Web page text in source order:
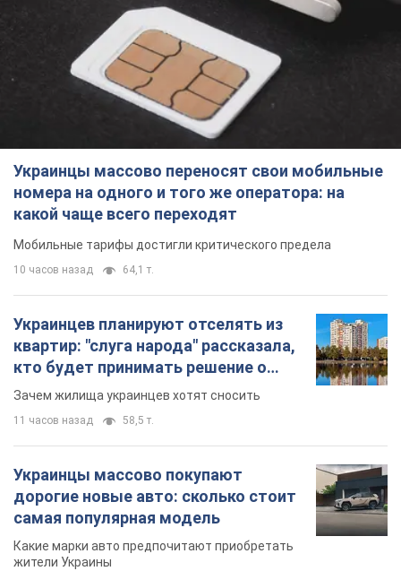
Украинцы массово переносят свои мобильные
номера на одного и того же оператора: на
какой чаще всего переходят
Мобильные тарифы достигли критического предела
10 часов назад 64,1 т.
Украинцев планируют отселять из
квартир: "слуга народа" рассказала,
кто будет принимать решение о
сносе домов
Зачем жилища украинцев хотят сносить
11 часов назад 58,5 т.
Украинцы массово покупают
дорогие новые авто: сколько стоит
самая популярная модель
Какие марки авто предпочитают приобретать
жители Украины